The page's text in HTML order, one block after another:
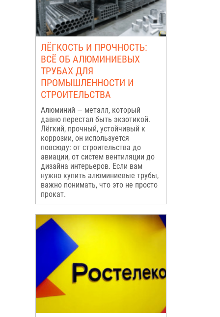
ЛЁГКОСТЬ И ПРОЧНОСТЬ:
ВСЁ ОБ АЛЮМИНИЕВЫХ
ТРУБАХ ДЛЯ
ПРОМЫШЛЕННОСТИ И
СТРОИТЕЛЬСТВА
Алюминий — металл, который
давно перестал быть экзотикой.
Лёгкий, прочный, устойчивый к
коррозии, он используется
повсюду: от строительства до
авиации, от систем вентиляции до
дизайна интерьеров. Если вам
нужно купить алюминиевые трубы,
важно понимать, что это не просто
прокат.